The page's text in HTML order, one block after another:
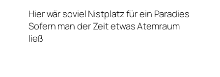
Hier wär soviel Nistplatz für ein Paradies
Sofern man der Zeit etwas Atemraum
ließ